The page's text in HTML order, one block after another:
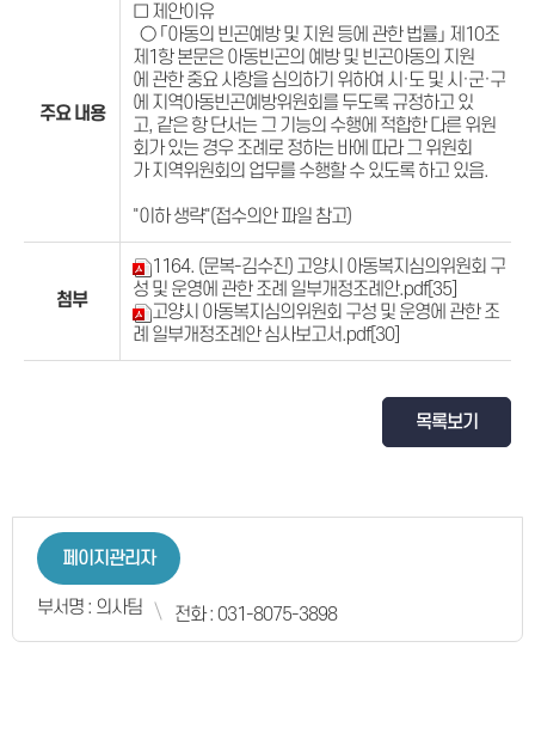
주요 내용
□ 제안이유
○ 「아동의 빈곤예방 및 지원 등에 관한 법률」 제10조
제1항 본문은 아동빈곤의 예방 및 빈곤아동의 지원
에 관한 중요 사항을 심의하기 위하여 시·도 및 시·군·구
에 지역아동빈곤예방위원회를 두도록 규정하고 있
고, 같은 항 단서는 그 기능의 수행에 적합한 다른 위원
회가 있는 경우 조례로 정하는 바에 따라 그 위원회
가 지역위원회의 업무를 수행할 수 있도록 하고 있음.
"이하 생략"(접수의안 파일 참고)
첨부
1164. (문복-김수진) 고양시 아동복지심의위원회 구
성 및 운영에 관한 조례 일부개정조례안.pdf[35]
고양시 아동복지심의위원회 구성 및 운영에 관한 조
례 일부개정조례안 심사보고서.pdf[30]
목록보기
페이지관리자
부서명 : 의사팀 전화 : 031-8075-3898